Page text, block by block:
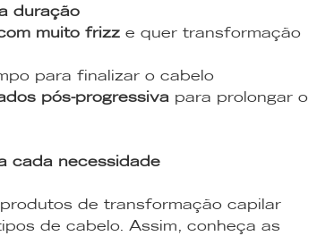
duração
muito frizz e quer transformação
para finalizar o cabelo
pós-progressiva para prolongar o
cada necessidade
de transformação capilar
de cabelo. Assim, conheça as